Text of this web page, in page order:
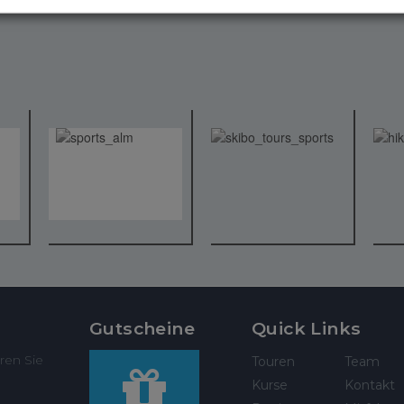
Sie
Gutscheine Quick Links
Touren
Kurse
Team
Kontakt